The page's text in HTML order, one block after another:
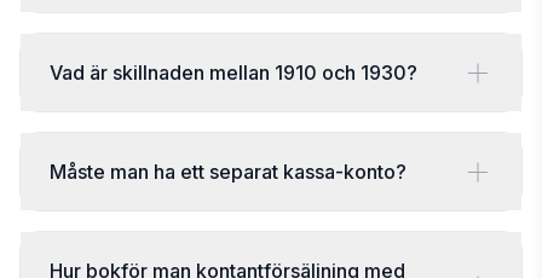
Vad är skillnaden mellan 1910 och 1930?
Måste man ha ett separat kassa-konto?
Hur bokför man kontantförsäljning med